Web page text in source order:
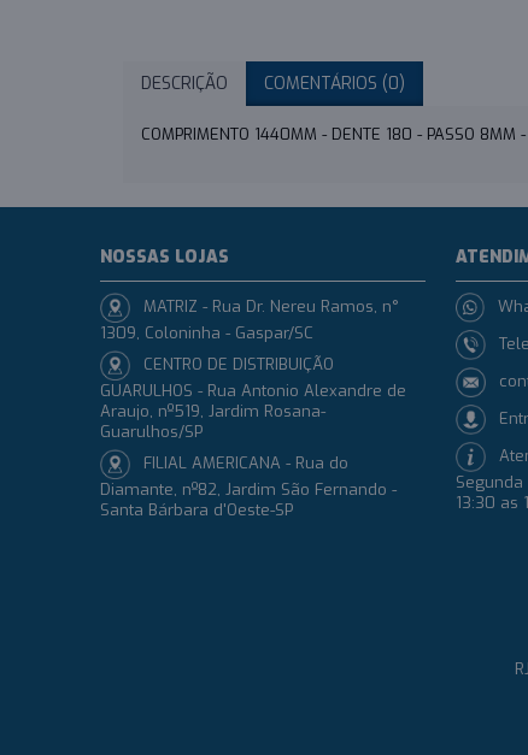
DESCRIÇÃO COMENTÁRIOS (0)
COMPRIMENTO 1440MM - DENTE 180 - PASSO 8MM
NOSSAS LOJAS
MATRIZ - Rua Dr. Nereu Ramos, n°
1309, Coloninha - Gaspar/SC
CENTRO DE DISTRIBUIÇÃO
GUARULHOS - Rua Antonio Alexandre de
Araujo, nº519, Jardim Rosana-
Guarulhos/SP
FILIAL AMERICANA - Rua do
Diamante, nº82, Jardim São Fernando -
Santa Bárbara d'Oeste-SP
Segunda
13:30 as